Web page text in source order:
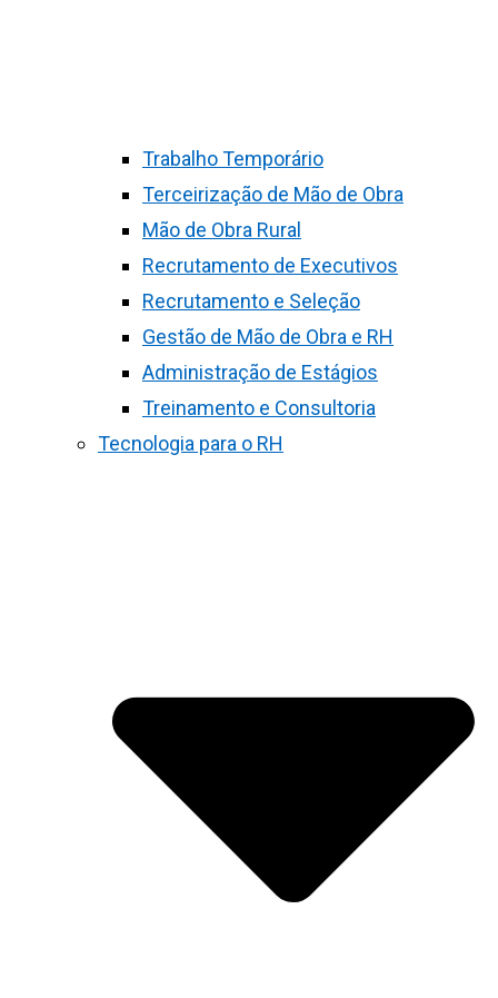
Trabalho Temporário
Terceirização de Mão de Obra
Mão de Obra Rural
Recrutamento de Executivos
Recrutamento e Seleção
Gestão de Mão de Obra e RH
Administração de Estágios
Treinamento e Consultoria
Tecnologia para o RH